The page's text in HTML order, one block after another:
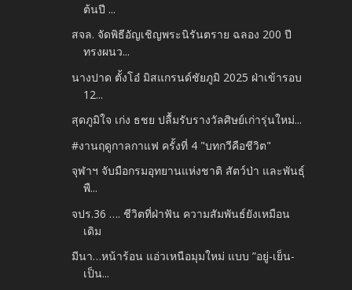
ต้นปี ...
สจล. จัดพิธีอัญเชิญพระนิรันตราย ฉลอง 200 ปี
ทรงผนว...
นางปาด ตั้งโอ๋ มิสแกรนด์ชัยภูมิ 2025 ฝ่าเข้ารอบ
12...
สุดภูมิใจ เก่ง ธชย ปลื้มรับรางวัลศิษย์เก่ารุ่นใหม่...
#งานฤดูกาลกาแฟ ครั้งที่ 4 "บทกวีคือชีวิต"
จุฬาฯ จับมือกรมอุทยานแห่งชาติ สัตว์ป่า และพันธุ์
พื...
จปร.36 …. ชีวิตที่ฝ่าฟัน ความสัมพันธ์ยังเหมือน
เดิม
มีนา…หน้าร้อน แอ่วเหนือมุมใหม่ แบบ ”อยู่-เย็น-
เป็น...